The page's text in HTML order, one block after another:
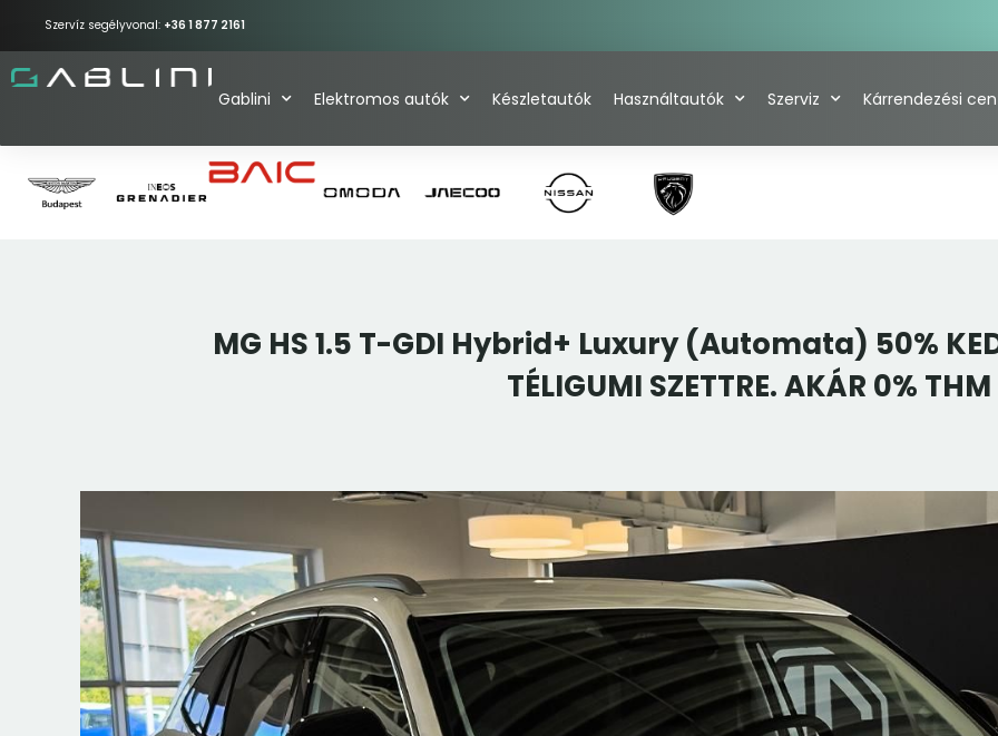
Szervíz segélyvonal: +36 1 877 2161
Gablini Elektromos autók Készletautók Használtautók Szerviz Kárrendezési
MG HS 1.5 T-GDI Hybrid+ Luxury (Automata) 50%
TÉLIGUMI SZETTRE. AKÁR 0% THM